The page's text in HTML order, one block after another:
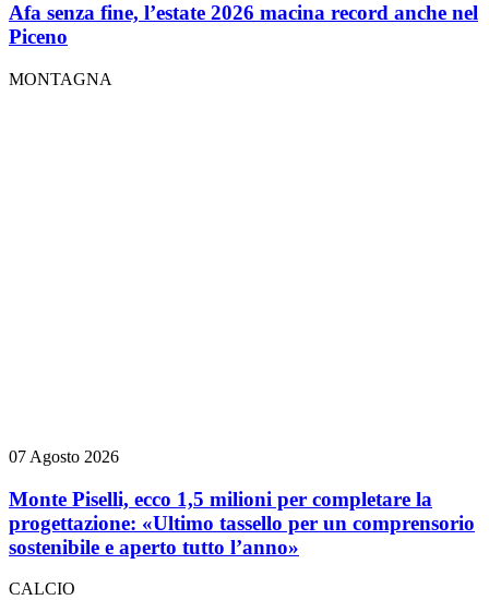
Afa senza fine, l’estate 2026 macina record anche nel
Piceno
MONTAGNA
07 Agosto 2026
Monte Piselli, ecco 1,5 milioni per completare la
progettazione: «Ultimo tassello per un comprensorio
sostenibile e aperto tutto l’anno»
CALCIO